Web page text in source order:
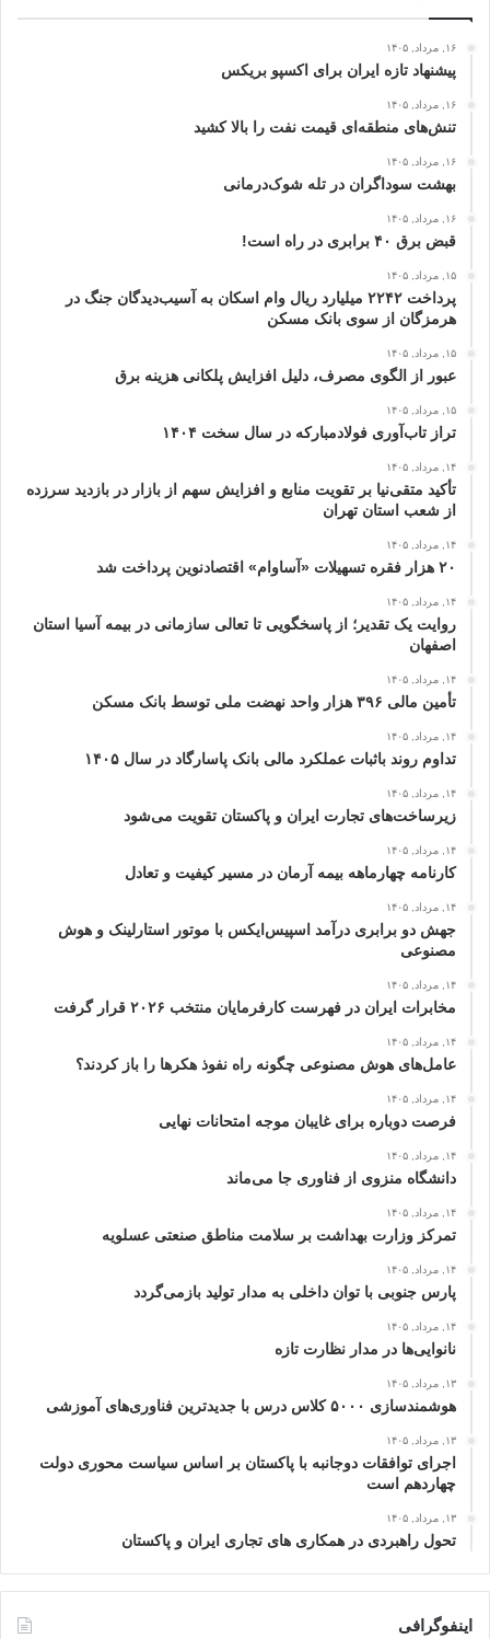
۱۶, مرداد, ۱۴۰۵
پیشنهاد تازه ایران برای اکسپو بریکس
۱۶, مرداد, ۱۴۰۵
تنش‌های منطقه‌ای قیمت نفت را بالا کشید
۱۶, مرداد, ۱۴۰۵
بهشت سوداگران در تله شوک‌درمانی
۱۶, مرداد, ۱۴۰۵
قبض برق ۴۰ برابری در راه است!
۱۵, مرداد, ۱۴۰۵
پرداخت ۲۲۴۲ میلیارد ریال وام اسکان به آسیب‌دیدگان جنگ در
هرمزگان از سوی بانک مسکن
۱۵, مرداد, ۱۴۰۵
عبور از الگوی مصرف، دلیل افزایش پلکانی هزینه برق
۱۵, مرداد, ۱۴۰۵
تراز تاب‌آوری فولادمبارکه در سال سخت ۱۴۰۴
۱۴, مرداد, ۱۴۰۵
تأکید متقی‌نیا بر تقویت منابع و افزایش سهم از بازار در بازدید سرزده
از شعب استان تهران
۱۴, مرداد, ۱۴۰۵
۲۰ هزار فقره تسهیلات «آساوام» اقتصادنوین پرداخت شد
۱۴, مرداد, ۱۴۰۵
روایت یک تقدیر؛ از پاسخگویی تا تعالی سازمانی در بیمه آسیا استان
اصفهان
۱۴, مرداد, ۱۴۰۵
تأمین مالی ۳۹۶ هزار واحد نهضت ملی توسط بانک مسکن
۱۴, مرداد, ۱۴۰۵
تداوم روند باثبات عملکرد مالی بانک پاسارگاد در سال ۱۴۰۵
۱۴, مرداد, ۱۴۰۵
زیرساخت‌های تجارت ایران و پاکستان تقویت می‌شود
۱۴, مرداد, ۱۴۰۵
کارنامه چهارماهه بیمه آرمان در مسیر کیفیت و تعادل
۱۴, مرداد, ۱۴۰۵
جهش دو برابری درآمد اسپیس‌ایکس با موتور استارلینک و هوش
مصنوعی
۱۴, مرداد, ۱۴۰۵
مخابرات ایران در فهرست کارفرمایان منتخب ۲۰۲۶ قرار گرفت
۱۴, مرداد, ۱۴۰۵
عامل‌های هوش مصنوعی چگونه راه نفوذ هکرها را باز کردند؟
۱۴, مرداد, ۱۴۰۵
فرصت دوباره برای غایبان موجه امتحانات نهایی
۱۴, مرداد, ۱۴۰۵
دانشگاه منزوی از فناوری جا می‌ماند
۱۴, مرداد, ۱۴۰۵
تمرکز وزارت بهداشت بر سلامت مناطق صنعتی عسلویه
۱۴, مرداد, ۱۴۰۵
پارس جنوبی با توان داخلی به مدار تولید بازمی‌گردد
۱۴, مرداد, ۱۴۰۵
نانوایی‌ها در مدار نظارت تازه
۱۳, مرداد, ۱۴۰۵
هوشمندسازی ۵۰۰۰ کلاس درس با جدیدترین فناوری‌های آموزشی
۱۳, مرداد, ۱۴۰۵
اجرای توافقات دوجانبه با پاکستان بر اساس سیاست محوری دولت
چهاردهم است
۱۳, مرداد, ۱۴۰۵
تحول راهبردی در همکاری های تجاری ایران و پاکستان
اینفوگرافی